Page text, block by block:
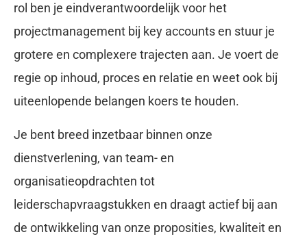
rol ben je eindverantwoordelijk voor het
projectmanagement bij key accounts en stuur je
grotere en complexere trajecten aan. Je voert de
regie op inhoud, proces en relatie en weet ook bij
uiteenlopende belangen koers te houden.
Je bent breed inzetbaar binnen onze
dienstverlening, van team- en
organisatieopdrachten tot
leiderschapvraagstukken en draagt actief bij aan
de ontwikkeling van onze proposities, kwaliteit en